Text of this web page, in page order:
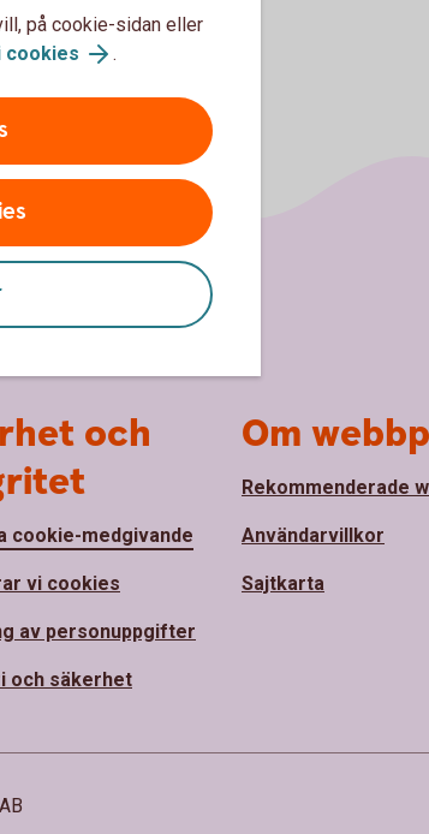
på cookie-sidan eller
cookies .
och
cookie-medgivande
vi cookies
av personuppgifter
och säkerhet
Om
Rekommenderade
Användarvillkor
Sajtkarta